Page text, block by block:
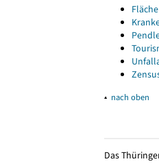
▴ nach oben
Das